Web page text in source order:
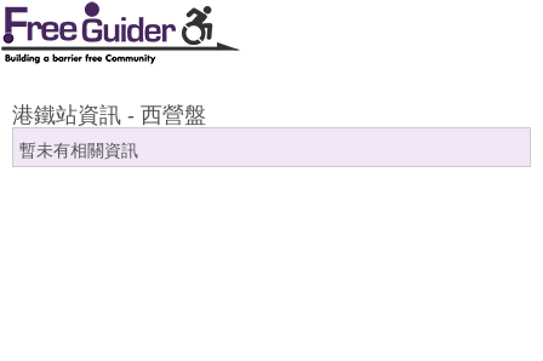
港鐵站資訊 - 西營盤
暫未有相關資訊